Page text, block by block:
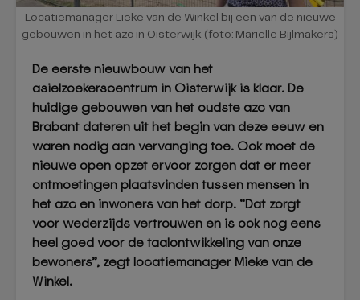
Locatiemanager Lieke van de Winkel bij een van de nieuwe
gebouwen in het azc in Oisterwijk (foto: Mariëlle Bijlmakers)
De eerste nieuwbouw van het
asielzoekerscentrum in Oisterwijk is klaar. De
huidige gebouwen van het oudste azc van
Brabant dateren uit het begin van deze eeuw en
waren nodig aan vervanging toe. Ook moet de
nieuwe open opzet ervoor zorgen dat er meer
ontmoetingen plaatsvinden tussen mensen in
het azc en inwoners van het dorp. “Dat zorgt
voor wederzijds vertrouwen en is ook nog eens
heel goed voor de taalontwikkeling van onze
bewoners”, zegt locatiemanager Mieke van de
Winkel.